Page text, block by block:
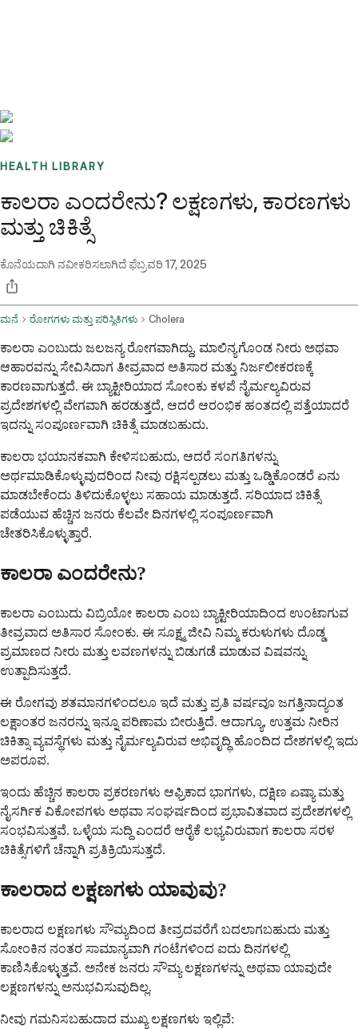
HEALTH LIBRARY
ಕಾಲರಾ ಎಂದರೇನು? ಲಕ್ಷಣಗಳು, ಕಾರಣಗಳು
ಮತ್ತು ಚಿಕಿತ್ಸೆ
ಕೊನೆಯದಾಗಿ ನವೀಕರಿಸಲಾಗಿದೆಫೆಬ್ರವರಿ 17, 2025
ಮನೆ ರೋಗಗಳು ಮತ್ತು ಪರಿಸ್ಥಿತಿಗಳು Cholera
ಕಾಲರಾ ಎಂಬುದು ಜಲಜನ್ಯ ರೋಗವಾಗಿದ್ದು, ಮಾಲಿನ್ಯಗೊಂಡ ನೀರು ಅಥವಾ
ಆಹಾರವನ್ನು ಸೇವಿಸಿದಾಗ ತೀವ್ರವಾದ ಅತಿಸಾರ ಮತ್ತು ನಿರ್ಜಲೀಕರಣಕ್ಕೆ
ಕಾರಣವಾಗುತ್ತದೆ. ಈ ಬ್ಯಾಕ್ಟೀರಿಯಾದ ಸೋಂಕು ಕಳಪೆ ನೈರ್ಮಲ್ಯವಿರುವ
ಪ್ರದೇಶಗಳಲ್ಲಿ ವೇಗವಾಗಿ ಹರಡುತ್ತದೆ, ಆದರೆ ಆರಂಭಿಕ ಹಂತದಲ್ಲಿ ಪತ್ತೆಯಾದರೆ
ಇದನ್ನು ಸಂಪೂರ್ಣವಾಗಿ ಚಿಕಿತ್ಸೆ ಮಾಡಬಹುದು.
ಕಾಲರಾ ಭಯಾನಕವಾಗಿ ಕೇಳಿಸಬಹುದು, ಆದರೆ ಸಂಗತಿಗಳನ್ನು
ಅರ್ಥಮಾಡಿಕೊಳ್ಳುವುದರಿಂದ ನೀವು ರಕ್ಷಿಸಲ್ಪಡಲು ಮತ್ತು ಒಡ್ಡಿಕೊಂಡರೆ ಏನು
ಮಾಡಬೇಕೆಂದು ತಿಳಿದುಕೊಳ್ಳಲು ಸಹಾಯ ಮಾಡುತ್ತದೆ. ಸರಿಯಾದ ಚಿಕಿತ್ಸೆ
ಪಡೆಯುವ ಹೆಚ್ಚಿನ ಜನರು ಕೆಲವೇ ದಿನಗಳಲ್ಲಿ ಸಂಪೂರ್ಣವಾಗಿ
ಚೇತರಿಸಿಕೊಳ್ಳುತ್ತಾರೆ.
ಕಾಲರಾ ಎಂದರೇನು?
ಕಾಲರಾ ಎಂಬುದು ವಿಬ್ರಿಯೋ ಕಾಲರಾ ಎಂಬ ಬ್ಯಾಕ್ಟೀರಿಯಾದಿಂದ ಉಂಟಾಗುವ
ತೀವ್ರವಾದ ಅತಿಸಾರ ಸೋಂಕು. ಈ ಸೂಕ್ಷ್ಮ ಜೀವಿ ನಿಮ್ಮ ಕರುಳುಗಳು ದೊಡ್ಡ
ಪ್ರಮಾಣದ ನೀರು ಮತ್ತು ಲವಣಗಳನ್ನು ಬಿಡುಗಡೆ ಮಾಡುವ ವಿಷವನ್ನು
ಉತ್ಪಾದಿಸುತ್ತದೆ.
ಈ ರೋಗವು ಶತಮಾನಗಳಿಂದಲೂ ಇದೆ ಮತ್ತು ಪ್ರತಿ ವರ್ಷವೂ ಜಗತ್ತಿನಾದ್ಯಂತ
ಲಕ್ಷಾಂತರ ಜನರನ್ನು ಇನ್ನೂ ಪರಿಣಾಮ ಬೀರುತ್ತಿದೆ. ಆದಾಗ್ಯೂ, ಉತ್ತಮ ನೀರಿನ
ಚಿಕಿತ್ಸಾ ವ್ಯವಸ್ಥೆಗಳು ಮತ್ತು ನೈರ್ಮಲ್ಯವಿರುವ ಅಭಿವೃದ್ಧಿ ಹೊಂದಿದ ದೇಶಗಳಲ್ಲಿ ಇದು
ಅಪರೂಪ.
ಇಂದು ಹೆಚ್ಚಿನ ಕಾಲರಾ ಪ್ರಕರಣಗಳು ಆಫ್ರಿಕಾದ ಭಾಗಗಳು, ದಕ್ಷಿಣ ಏಷ್ಯಾ ಮತ್ತು
ನೈಸರ್ಗಿಕ ವಿಕೋಪಗಳು ಅಥವಾ ಸಂಘರ್ಷದಿಂದ ಪ್ರಭಾವಿತವಾದ ಪ್ರದೇಶಗಳಲ್ಲಿ
ಸಂಭವಿಸುತ್ತವೆ. ಒಳ್ಳೆಯ ಸುದ್ದಿ ಎಂದರೆ ಆರೈಕೆ ಲಭ್ಯವಿರುವಾಗ ಕಾಲರಾ ಸರಳ
ಚಿಕಿತ್ಸೆಗಳಿಗೆ ಚೆನ್ನಾಗಿ ಪ್ರತಿಕ್ರಿಯಿಸುತ್ತದೆ.
ಕಾಲರಾದ ಲಕ್ಷಣಗಳು ಯಾವುವು?
ಕಾಲರಾದ ಲಕ್ಷಣಗಳು ಸೌಮ್ಯದಿಂದ ತೀವ್ರದವರೆಗೆ ಬದಲಾಗಬಹುದು ಮತ್ತು
ಸೋಂಕಿನ ನಂತರ ಸಾಮಾನ್ಯವಾಗಿ ಗಂಟೆಗಳಿಂದ ಐದು ದಿನಗಳಲ್ಲಿ
ಕಾಣಿಸಿಕೊಳ್ಳುತ್ತವೆ. ಅನೇಕ ಜನರು ಸೌಮ್ಯ ಲಕ್ಷಣಗಳನ್ನು ಅಥವಾ ಯಾವುದೇ
ಲಕ್ಷಣಗಳನ್ನು ಅನುಭವಿಸುವುದಿಲ್ಲ.
ನೀವು ಗಮನಿಸಬಹುದಾದ ಮುಖ್ಯ ಲಕ್ಷಣಗಳು ಇಲ್ಲಿವೆ: